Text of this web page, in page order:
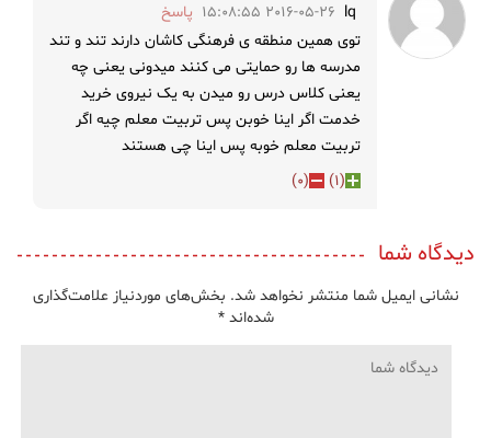
lq
2016-05-26 15:08:55
پاسخ
توی همین منطقه ی فرهنگی کاشان دارند تند و تند
مدرسه ها رو حمایتی می کنند میدونی یعنی چه
یعنی کلاس درس رو میدن به یک نیروی خرید
خدمت اگر اینا خوبن پس تربیت معلم چیه اگر
تربیت معلم خوبه پس اینا چی هستند
(
1
)
(
0
)
دیدگاه شما
نشانی ایمیل شما منتشر نخواهد شد. بخش‌های موردنیاز علامت‌گذاری
شده‌اند*